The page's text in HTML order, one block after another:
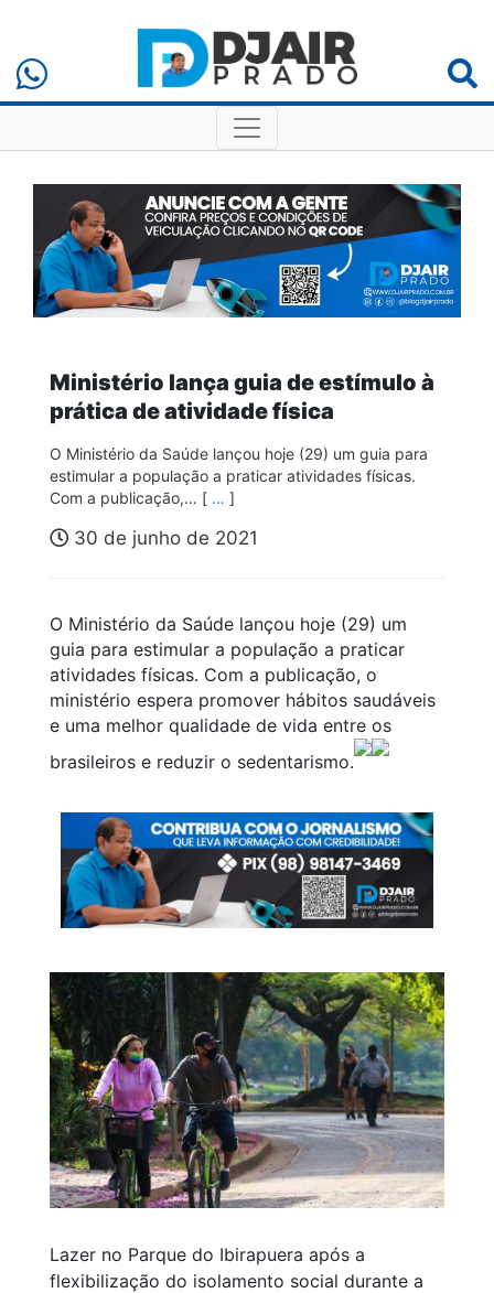
Ministério lança guia de estímulo à
prática de atividade física
O Ministério da Saúde lançou hoje (29) um guia para
estimular a população a praticar atividades físicas.
Com a publicação,… [ … ]
30 de junho de 2021
O Ministério da Saúde lançou hoje (29) um
guia para estimular a população a praticar
atividades físicas. Com a publicação, o
ministério espera promover hábitos saudáveis
e uma melhor qualidade de vida entre os
brasileiros e reduzir o sedentarismo.
Lazer no Parque do Ibirapuera após a
flexibilização do isolamento social durante a